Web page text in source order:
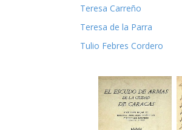
Teresa Carreño
Teresa de la Parra
Tulio Febres Cordero